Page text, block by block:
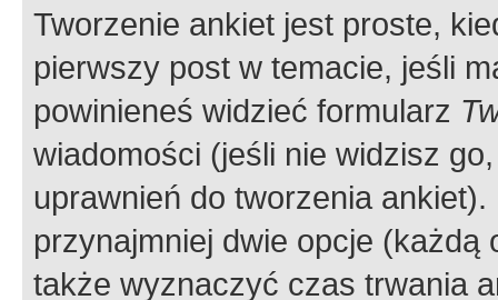
Tworzenie ankiet jest proste,
pierwszy post w temacie, jeśli
powinieneś widzieć formularz
wiadomości (jeśli nie widzisz
uprawnień do tworzenia
przynajmniej dwie opcje
także wyznaczyć czas trwania